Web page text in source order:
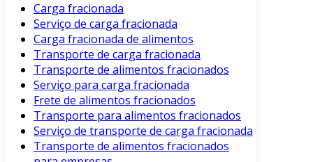
Carga fracionada
Serviço de carga fracionada
Carga fracionada de alimentos
Transporte de carga fracionada
Transporte de alimentos fracionados
Serviço para carga fracionada
Frete de alimentos fracionados
Transporte para alimentos fracionados
Serviço de transporte de carga fracionada
Transporte de alimentos fracionados